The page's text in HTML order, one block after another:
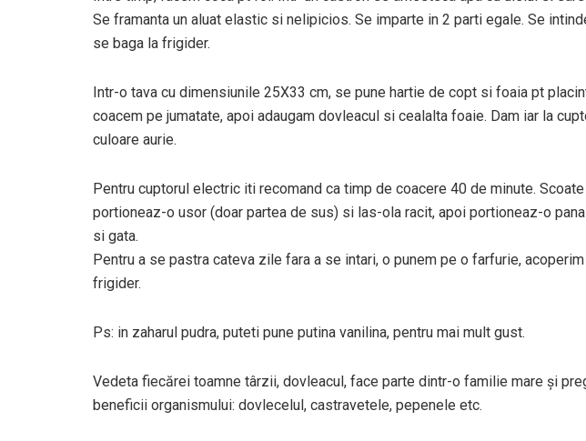
Se framanta un aluat elastic si nelipicios. Se imparte in 2 parti egale. Se
se baga la frigider.
Intr-o tava cu dimensiunile 25X33 cm, se pune hartie de copt si foaia pt
coacem pe jumatate, apoi adaugam dovleacul si cealalta foaie. Dam iar la
culoare aurie.
Pentru cuptorul electric iti recomand ca timp de coacere 40 de minute.
portioneaz-o usor (doar partea de sus) si las-ola racit, apoi portioneaz-o
si gata.
Pentru a se pastra cateva zile fara a se intari, o punem pe o farfurie,
frigider.
Ps: in zaharul pudra, puteti pune putina vanilina, pentru mai mult gust.
Vedeta fiecărei toamne târzii, dovleacul, face parte dintr-o familie mare şi
beneficii organismului: dovlecelul, castravetele, pepenele etc.